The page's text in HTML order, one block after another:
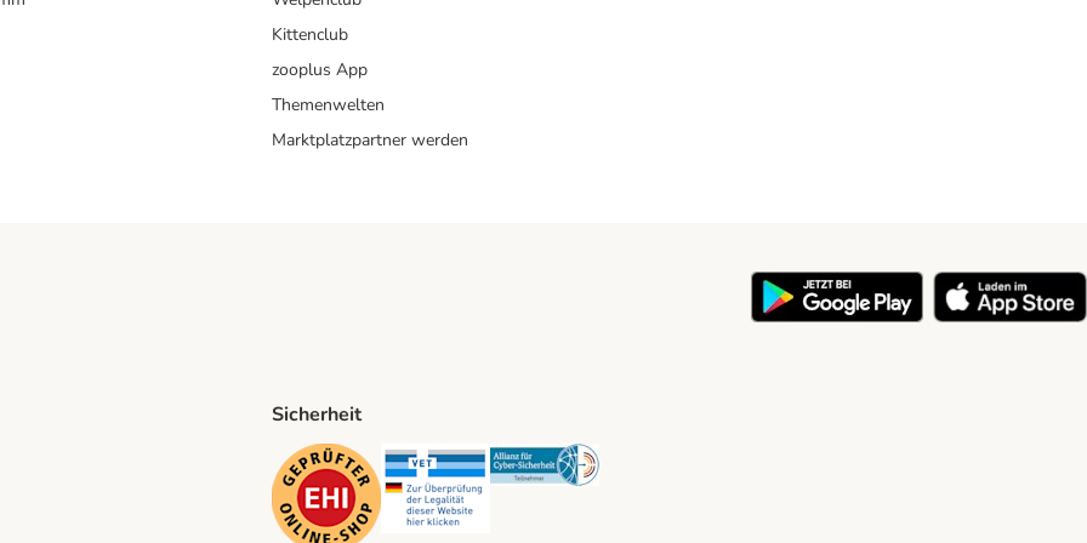
Kittenclub
zooplus App
Themenwelten
Marktplatzpartner werden
Method
Sicherheit
Security Security Security